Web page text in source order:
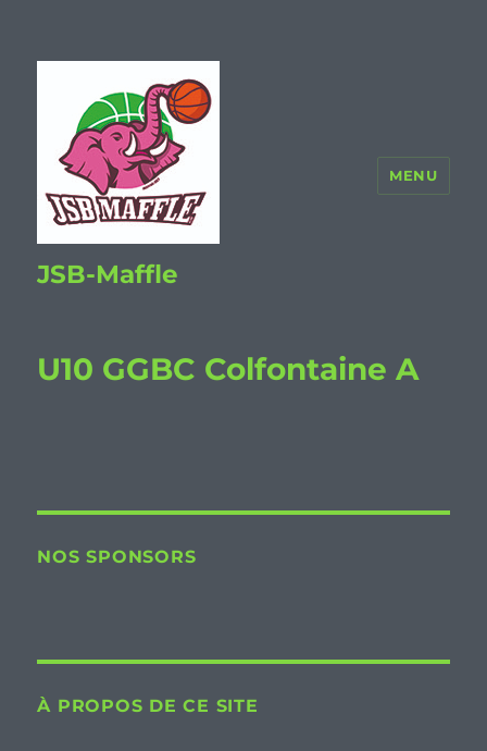
JSB-Maffle
MENU
U10 GGBC Colfontaine A
NOS SPONSORS
À PROPOS DE CE SITE